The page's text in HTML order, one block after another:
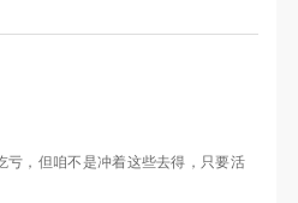
亏，但咱不是冲着这些去得，只要活